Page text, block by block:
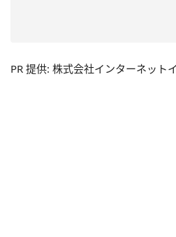
PR 提供: 株式会社インターネット